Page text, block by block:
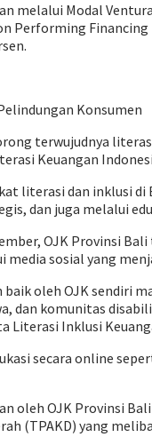
melalui Modal
Performing
Konsumen
terwujudnya
Keuangan
literasi dan inklusi di
dan juga melalui
OJK Provinsi
media sosial yang
baik oleh OJK sendiri
dan komunitas
Inklusi
secara online
oleh OJK Provinsi
(TPAKD) yang